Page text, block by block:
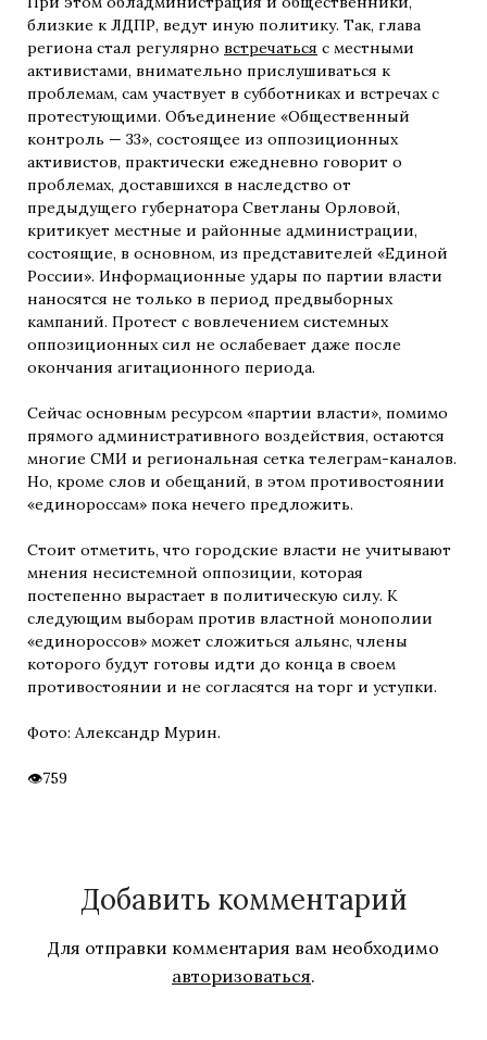
близкие к ЛДПР, ведут иную политику. Так, глава
региона стал регулярно встречаться с местными
активистами, внимательно прислушиваться к
проблемам, сам участвует в субботниках и встречах с
протестующими. Объединение «Общественный
контроль — 33», состоящее из оппозиционных
активистов, практически ежедневно говорит о
проблемах, доставшихся в наследство от
предыдущего губернатора Светланы Орловой,
критикует местные и районные администрации,
состоящие, в основном, из представителей «Единой
России». Информационные удары по партии власти
наносятся не только в период предвыборных
кампаний. Протест с вовлечением системных
оппозиционных сил не ослабевает даже после
окончания агитационного периода.
Сейчас основным ресурсом «партии власти», помимо
прямого административного воздействия, остаются
многие СМИ и региональная сетка телеграм-каналов.
Но, кроме слов и обещаний, в этом противостоянии
«единороссам» пока нечего предложить.
Стоит отметить, что городские власти не учитывают
мнения несистемной оппозиции, которая
постепенно вырастает в политическую силу. К
следующим выборам против властной монополии
«единороссов» может сложиться альянс, члены
которого будут готовы идти до конца в своем
противостоянии и не согласятся на торг и уступки.
Фото: Александр Мурин.
759
Добавить комментарий
Для отправки комментария вам необходимо
авторизоваться.